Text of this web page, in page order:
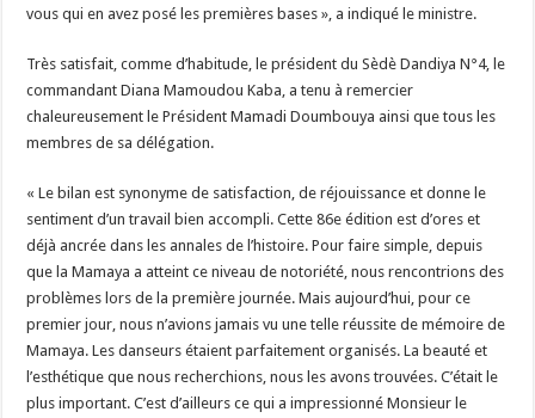
vous qui en avez posé les premières bases », a indiqué le ministre.
Très satisfait, comme d’habitude, le président du Sèdè Dandiya N°4, le
commandant Diana Mamoudou Kaba, a tenu à remercier
chaleureusement le Président Mamadi Doumbouya ainsi que tous les
membres de sa délégation.
« Le bilan est synonyme de satisfaction, de réjouissance et donne le
sentiment d’un travail bien accompli. Cette 86e édition est d’ores et
déjà ancrée dans les annales de l’histoire. Pour faire simple, depuis
que la Mamaya a atteint ce niveau de notoriété, nous rencontrions des
problèmes lors de la première journée. Mais aujourd’hui, pour ce
premier jour, nous n’avions jamais vu une telle réussite de mémoire de
Mamaya. Les danseurs étaient parfaitement organisés. La beauté et
l’esthétique que nous recherchions, nous les avons trouvées. C’était le
plus important. C’est d’ailleurs ce qui a impressionné Monsieur le